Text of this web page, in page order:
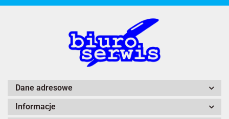
Dane adresowe
Informacje